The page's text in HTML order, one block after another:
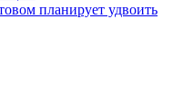
планирует удвоить